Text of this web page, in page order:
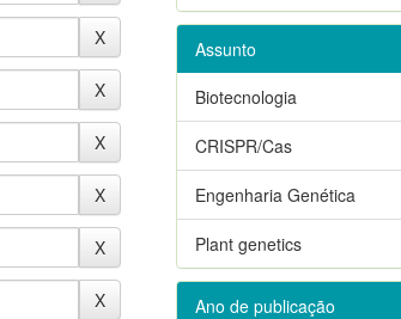
Assunto
Biotecnologia
CRISPR/Cas
Engenharia Genética
Plant genetics
Ano de publicação